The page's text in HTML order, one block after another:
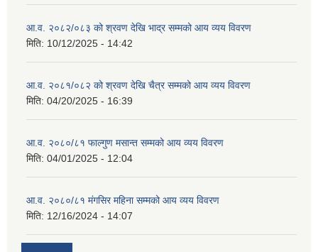
आ.व. २०८२/०८३ को श्रवण देखि भाद्र सम्मको आय व्यय विवरण
मिति: 10/12/2025 - 14:42
आ.व. २०८१/०८२ को श्रवण देखि चैत्र सम्मको आय व्यय विवरण
मिति: 04/20/2025 - 16:39
आ.व. २०८०/८१ फाल्गुण मसान्त सम्मको आय व्यय विवरण
मिति: 04/01/2025 - 12:04
आ.व. २०८०/८१ मंगसिर महिना सम्मको आय व्यय विवरण
मिति: 12/16/2024 - 14:07